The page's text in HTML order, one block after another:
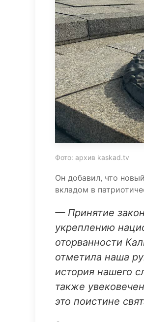
Фото: архив kaskad.tv
Он добавил, что
вкладом в
— Принятие
укреплению
оторванности
отметила наша
история нашего
также
это поистине